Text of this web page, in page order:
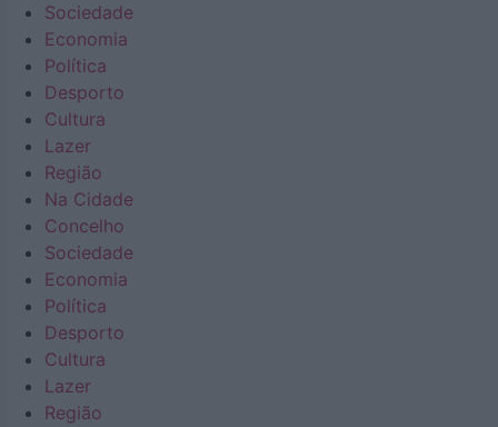
Sociedade
Economia
Política
Desporto
Cultura
Lazer
Região
Na Cidade
Concelho
Sociedade
Economia
Política
Desporto
Cultura
Lazer
Região